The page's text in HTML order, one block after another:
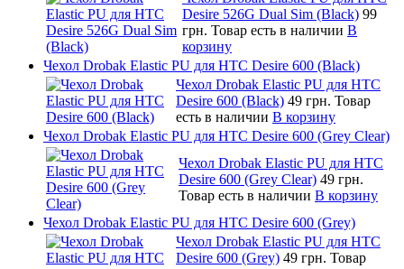
Desire 526G Dual Sim (Black) 99
грн. Товар есть в наличии В
корзину
Чехол Drobak Elastic PU для HTC Desire 600 (Black)
Чехол Drobak Elastic PU для HTC
Desire 600 (Black) 49 грн. Товар
есть в наличии В корзину
Чехол Drobak Elastic PU для HTC Desire 600 (Grey Clear)
Чехол Drobak Elastic PU для HTC
Desire 600 (Grey Clear) 49 грн.
Товар есть в наличии В корзину
Чехол Drobak Elastic PU для HTC Desire 600 (Grey)
Чехол Drobak Elastic PU для HTC
Desire 600 (Grey) 49 грн. Товар